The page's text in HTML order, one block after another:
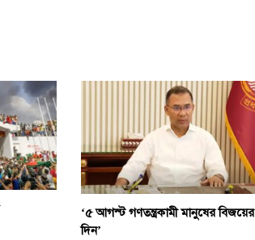
‘৫ আগস্ট গণতন্ত্রকামী মানুষের বিজয়ের
দিন’